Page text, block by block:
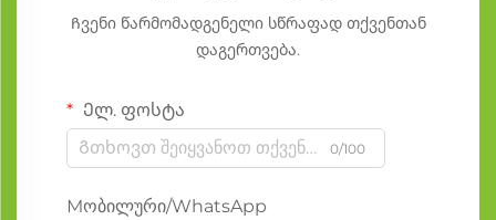
Ჩვენი წარმომადგენელი სწრაფად თქვენთან
დაგერთვება.
Ელ. ფოსტა
0/100
Мობილური/WhatsApp